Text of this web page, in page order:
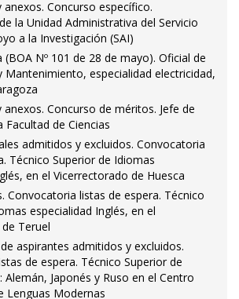
Concurso específico.
la Unidad Administrativa del Servicio
a la Investigación (SAI)
(BOA Nº 101 de 28 de mayo). Oficial de
Mantenimiento, especialidad electricidad,
Concurso de méritos. Jefe de
Facultad de Ciencias
admitidos y excluidos. Convocatoria
Técnico Superior de Idiomas
en el Vicerrectorado de Huesca
Convocatoria listas de espera. Técnico
especialidad Inglés, en el
Teruel
aspirantes admitidos y excluidos.
de espera. Técnico Superior de
Alemán, Japonés y Ruso en el Centro
Lenguas Modernas